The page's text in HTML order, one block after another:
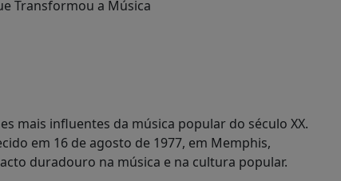
mais influentes da música popular do século XX.
em 16 de agosto de 1977, em Memphis,
duradouro na música e na cultura popular.